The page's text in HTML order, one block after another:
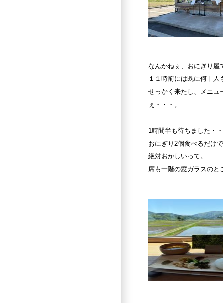
なんかねぇ、おにぎり屋
１１時前には既に何十人
せっかく来たし、メニュ
ぇ・・・。
1時間半も待ちました・
おにぎり 2個食べるだけ
絶対おかしいって。
席も一階の窓ガラスのと